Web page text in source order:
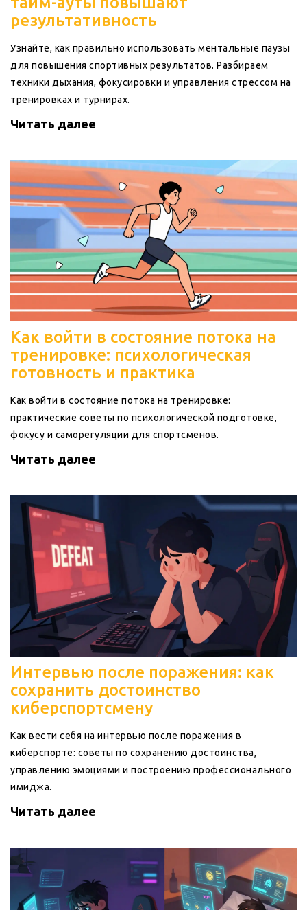
результативность
Узнайте, как правильно использовать ментальные паузы
для повышения спортивных результатов. Разбираем
техники дыхания, фокусировки и управления стрессом на
тренировках и турнирах.
Читать далее
Как войти в состояние потока на
тренировке: психологическая
готовность и практика
Как войти в состояние потока на тренировке:
практические советы по психологической подготовке,
фокусу и саморегуляции для спортсменов.
Читать далее
Интервью после поражения: как
сохранить достоинство
киберспортсмену
Как вести себя на интервью после поражения в
киберспорте: советы по сохранению достоинства,
управлению эмоциями и построению профессионального
имиджа.
Читать далее